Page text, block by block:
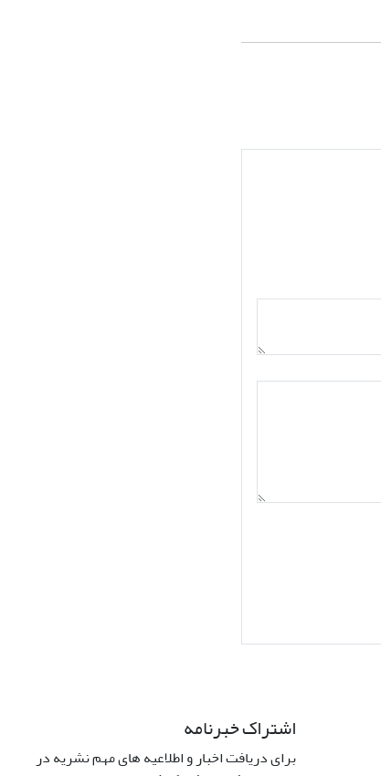
اشتراک خبرنامه
برای دریافت اخبار و اطلاعیه های مهم نشریه در